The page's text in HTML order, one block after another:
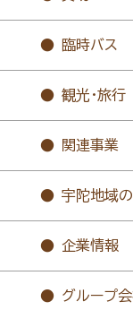
臨時バス
観光・旅行
関連事業
宇陀地域の
企業情報
グループ